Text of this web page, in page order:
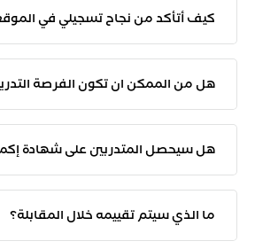
كيف أتأكد من نجاح تسجيلي في
هل من الممكن ان تكون الفرصة
هل سيحصل المتدربين على شهادة
ما الذي سيتم تقييمه خلال المقابلة؟